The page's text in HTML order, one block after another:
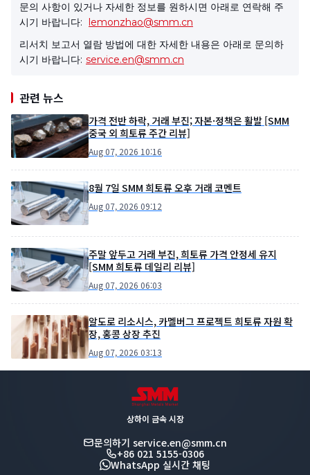
문의 사항이 있거나 자세한 정보를 원하시면 아래로 연락해 주
시기 바랍니다: lemonzhao@smm.cn
리서치 보고서 열람 방법에 대한 자세한 내용은 아래로 문의하
시기 바랍니다: service.en@smm.cn
관련 뉴스
가격 전반 하락, 거래 부진; 자본·정책은 활발 [SMM
중국 외 희토류 주간 리뷰]
Aug 07, 2026 10:16
8월 7일 SMM 희토류 오후 거래 코멘트
Aug 07, 2026 09:12
주말 앞두고 거래 부진, 희토류 가격 안정세 유지
[SMM 희토류 데일리 리뷰]
Aug 07, 2026 06:03
알도로 리소시스, 카멜버그 프로젝트 희토류 자원 확
장, 홍콩 상장 추진
Aug 07, 2026 03:13
상하이 금속 시장
문의하기 service.en@smm.cn
+86 021 5155-0306
WhatsApp 실시간 채팅